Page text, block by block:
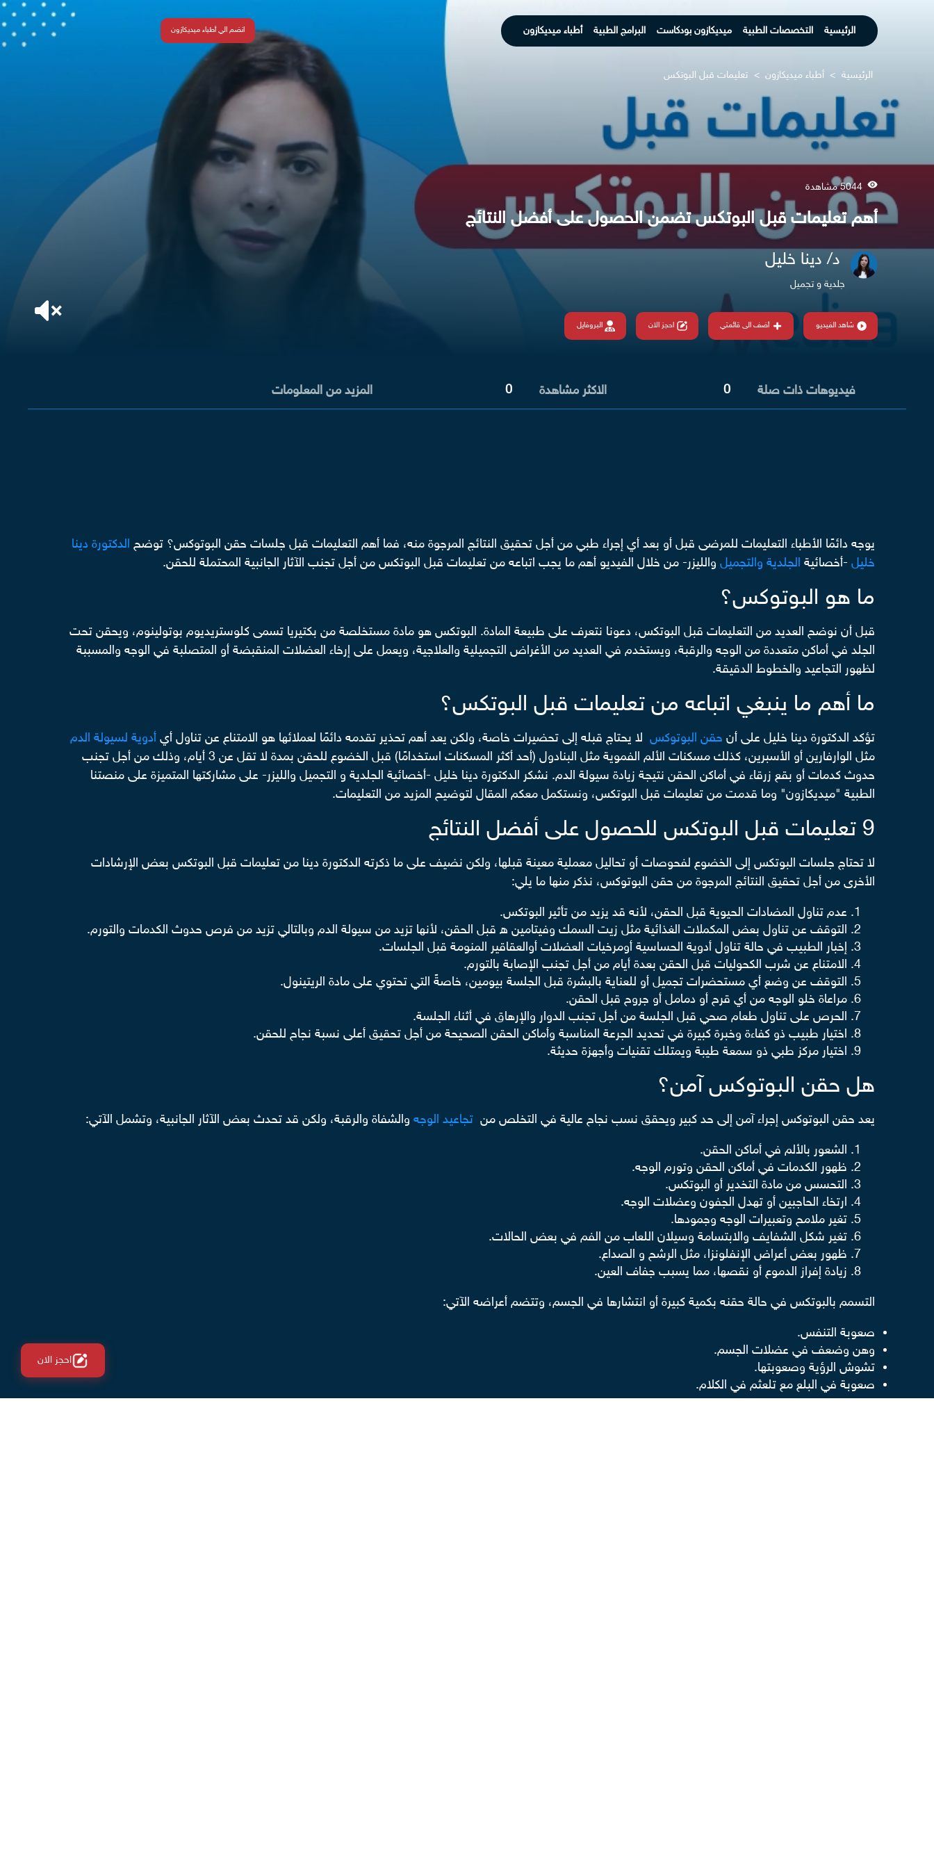
انضم الي أطباء ميديكازون الرئيسية التخصصات الطبية ميديكازون بودكاست البرامج الطبية أطباء ميديكازون
الرئيسية > أطباء ميديكازون > تعليمات قبل البوتكس
5044 مشاهدة
أهم تعليمات قبل البوتكس تضمن الحصول على أفضل النتائج
د/ دينا خليل
جلدية و تجميل
شاهد الفيديو أضف الى قائمتي احجز الان البروفايل
فيديوهات ذات صلة 0 الاكثر مشاهدة 0 المزيد من المعلومات
يوجه دائمًا الأطباء التعليمات للمرضى قبل أو بعد أي إجراء طبي من أجل تحقيق النتائج المرجوة منه، فما أهم التعليمات قبل جلسات حقن البوتوكس؟ توضح الدكتورة دينا
خليل-أخصائية الجلدية والتجميلوالليزر- من خلال الفيديو أهم ما يجب اتباعه من تعليمات قبل البوتكس من أجل تجنب الآثار الجانبية المحتملة للحقن.
ما هو البوتوكس؟
قبل أن نوضح العديد من التعليمات قبل البوتكس، دعونا نتعرف على طبيعة المادة. البوتكس هو مادة مستخلصة من بكتيريا تسمى كلوستريديوم بوتولينوم، ويحقن تحت
الجلد في أماكن متعددة من الوجه والرقبة، ويستخدم في العديد من الأغراض التجميلية والعلاجية، ويعمل على إرخاء العضلات المنقبضة أو المتصلبة في الوجه والمسببة
لظهور التجاعيد والخطوط الدقيقة.
ما أهم ما ينبغي اتباعه من تعليمات قبل البوتكس؟
تؤكد الدكتورة دينا خليل على أن حقن البوتوكسلا يحتاج قبله إلى تحضيرات خاصة، ولكن يعد أهم تحذير تقدمه دائمًا لعملائها هو الامتناع عن تناول أي أدوية لسيولة الدم
مثل الوارفارين أو الأسبرين، كذلك مسكنات الألم الفموية مثل البنادول (أحد أكثر المسكنات استخدامًا) قبل الخضوع للحقن بمدة لا تقل عن 3 أيام، وذلك من أجل تجنب
حدوث كدمات أو بقع زرقاء في أماكن الحقن نتيجة زيادة سيولة الدم. نشكر الدكتورة دينا خليل -أخصائية الجلدية و التجميل والليزر- على مشاركتها المتميزة على منصتنا
الطبية "ميديكازون" وما قدمت من تعليمات قبل البوتكس، ونستكمل معكم المقال لتوضيح المزيد من التعليمات.
9 تعليمات قبل البوتكس للحصول على أفضل النتائج
لا تحتاج جلسات البوتكس إلى الخضوع لفحوصات أو تحاليل معملية معينة قبلها، ولكن نضيف على ما ذكرته الدكتورة دينا من تعليمات قبل البوتكس بعض الإرشادات
الأخرى من أجل تحقيق النتائج المرجوة من حقن البوتوكس، نذكر منها ما يلي:
عدم تناول المضادات الحيوية قبل الحقن، لأنه قد يزيد من تأثير البوتكس.
التوقف عن تناول بعض المكملات الغذائية مثل زيت السمك وفيتامين ه قبل الحقن، لأنها تزيد من سيولة الدم وبالتالي تزيد من فرص حدوث الكدمات والتورم.
إخبار الطبيب في حالة تناول أدوية الحساسية أومرخيات العضلات أوالعقاقير المنومة قبل الجلسات.
الامتناع عن شرب الكحوليات قبل الحقن بعدة أيام من أجل تجنب الإصابة بالتورم.
التوقف عن وضع أي مستحضرات تجميل أو للعناية بالبشرة قبل الجلسة بيومين، خاصةً التي تحتوي على مادة الريتينول.
مراعاة خلو الوجه من أي قرح أو دمامل أو جروح قبل الحقن.
الحرص على تناول طعام صحي قبل الجلسة من أجل تجنب الدوار والإرهاق في أثناء الجلسة.
اختيار طبيب ذو كفاءة وخبرة كبيرة في تحديد الجرعة المناسبة وأماكن الحقن الصحيحة من أجل تحقيق أعلى نسبة نجاح للحقن.
اختيار مركز طبي ذو سمعة طيبة ويمتلك تقنيات وأجهزة حديثة.
هل حقن البوتوكس آمن؟
يعد حقن البوتوكس إجراء آمن إلى حد كبير ويحقق نسب نجاح عالية في التخلص من تجاعيد الوجهوالشفاة والرقبة، ولكن قد تحدث بعض الآثار الجانبية، وتشمل الآتي:
الشعور بالألم في أماكن الحقن.
ظهور الكدمات في أماكن الحقن وتورم الوجه.
التحسس من مادة التخدير أو البوتكس.
ارتخاء الحاجبين أو تهدل الجفون وعضلات الوجه.
تغير ملامح وتعبيرات الوجه وجمودها.
تغير شكل الشفايف والابتسامة وسيلان اللعاب من الفم في بعض الحالات.
ظهور بعض أعراض الإنفلونزا، مثل الرشح و الصداع.
زيادة إفراز الدموع أو نقصها، مما يسبب جفاف العين.
التسمم بالبوتكس في حالة حقنه بكمية كبيرة أو انتشارها في الجسم، وتتضم أعراضه الآتي:
صعوبة التنفس.
وهن وضعف في عضلات الجسم.
تشوش الرؤية وصعوبتها.
صعوبة في البلع مع تلعثم في الكلام.
احجز الان